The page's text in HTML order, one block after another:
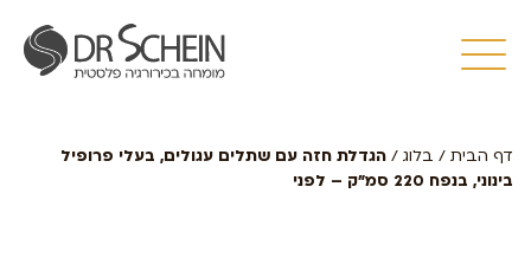
דף הבית / בלוג / הגדלת חזה עם שתלים עגולים, בעלי פרופיל
בינוני, בנפח 220 סמ”ק – לפני